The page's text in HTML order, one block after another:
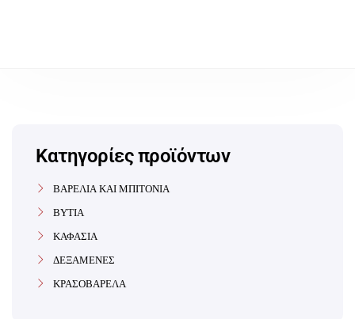
Κατηγορίες προϊόντων
ΒΑΡΕΛΙΑ ΚΑΙ ΜΠΙΤΟΝΙΑ
ΒΥΤΙΑ
ΚΑΦΑΣΙΑ
ΔΕΞΑΜΕΝΕΣ
ΚΡΑΣΟΒΑΡΕΛΑ